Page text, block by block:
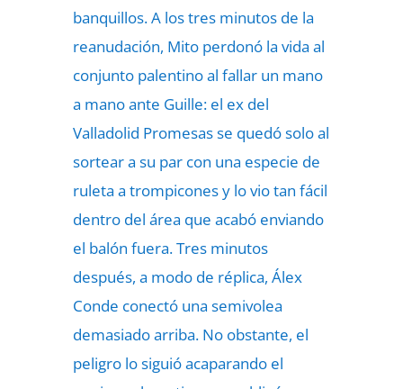
banquillos. A los tres minutos de la
reanudación, Mito perdonó la vida al
conjunto palentino al fallar un mano
a mano ante Guille: el ex del
Valladolid Promesas se quedó solo al
sortear a su par con una especie de
ruleta a trompicones y lo vio tan fácil
dentro del área que acabó enviando
el balón fuera. Tres minutos
después, a modo de réplica, Álex
Conde conectó una semivolea
demasiado arriba. No obstante, el
peligro lo siguió acaparando el